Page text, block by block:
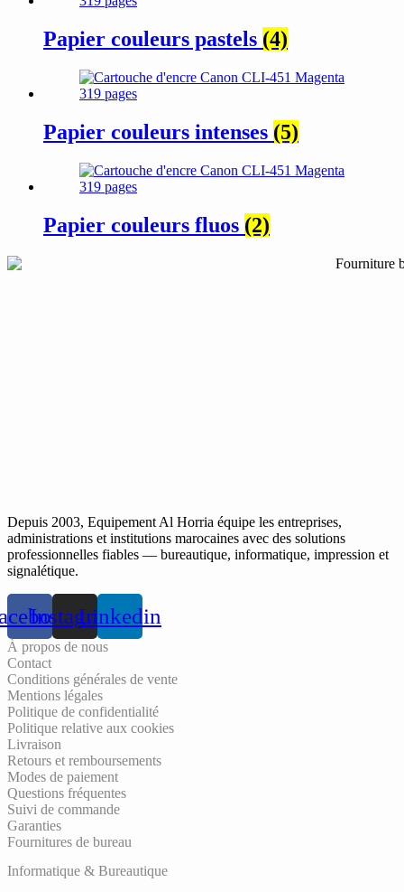
Papier couleurs pastels (4)
Papier couleurs intenses (5)
Papier couleurs fluos (2)
Depuis 2003, Equipement Al Horria équipe les entreprises,
administrations et institutions marocaines avec des solutions
professionnelles fiables — bureautique, informatique, impression et
signalétique.
InstagramLinkedin
À propos de nous
Contact
Conditions générales de vente
Mentions légales
Politique de confidentialité
Politique relative aux cookies
Livraison
Retours et remboursements
Modes de paiement
Questions fréquentes
Suivi de commande
Garanties
Fournitures de bureau
Informatique & Bureautique